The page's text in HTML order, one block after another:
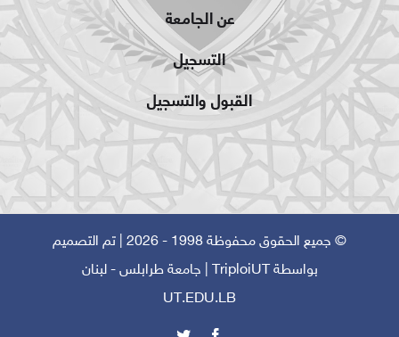
عن الجامعة
التسجيل
القبول والتسجيل
© جميع الحقوق محفوظة 1998 - 2026 | تم التصميم
بواسطةTriploiUT | جامعة طرابلس - لبنان
UT.EDU.LB